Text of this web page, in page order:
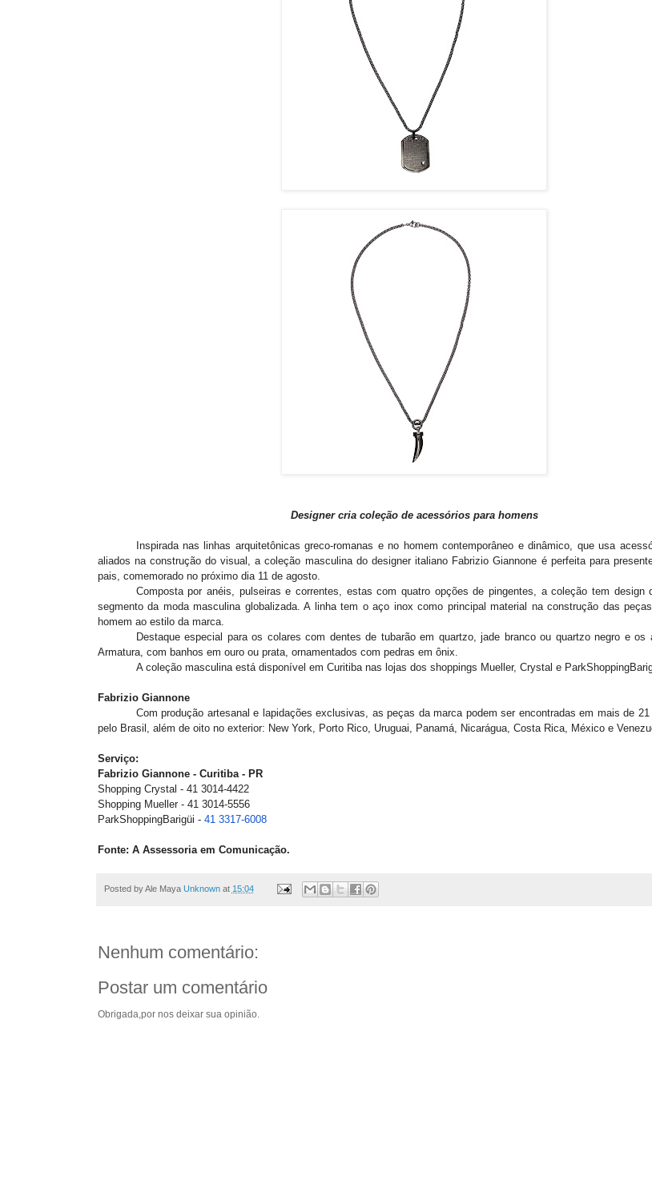
Designer cria coleção de acessórios para homens
Inspirada nas linhas arquitetônicas greco-romanas e no homem contemporâneo e dinâmico, que usa
aliados na construção do visual, a coleção masculina do designer italiano Fabrizio Giannone é perfeita para
pais, comemorado no próximo dia 11 de agosto.
Composta por anéis, pulseiras e correntes, estas com quatro opções de pingentes, a coleção tem design
segmento da moda masculina globalizada. A linha tem o aço inox como principal material na construção das
homem ao estilo da marca.
Destaque especial para os colares com dentes de tubarão em quartzo, jade branco ou quartzo negro e os
Armatura, com banhos em ouro ou prata, ornamentados com pedras em ônix.
A coleção masculina está disponível em Curitiba nas lojas dos shoppings Mueller, Crystal e
Fabrizio Giannone
Com produção artesanal e lapidações exclusivas, as peças da marca podem ser encontradas em mais de
pelo Brasil, além de oito no exterior: New York, Porto Rico, Uruguai, Panamá, Nicarágua, Costa Rica, México e
Serviço:
Fabrizio Giannone - Curitiba - PR
Shopping Crystal - 41 3014-4422
Shopping Mueller - 41 3014-5556
ParkShoppingBarigüi - 41 3317-6008
Fonte: A Assessoria em Comunicação.
Posted by Ale Maya Unknown at 15:04
Nenhum comentário:
Postar um comentário
Obrigada,por nos deixar sua opinião.